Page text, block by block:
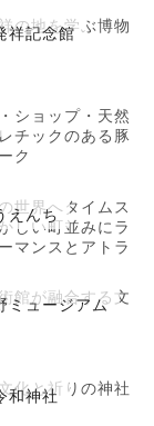
祥記念館
の地を学ぶ博物
ショップ・天然
チックのある豚
ク
えんち
世界へタイムス
しい町並みにラ
マンスとアトラ
ミュージアム
館が融合する文
和神社
化と祈りの神社